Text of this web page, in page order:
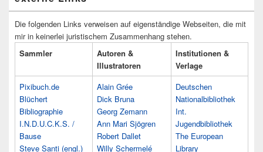
Die folgenden Links verweisen auf eigenständige Webseiten, die mit
mir in keinerlei juristischem Zusammenhang stehen.
Sammler
Autoren &
Illustratoren
Institutionen &
Verlage
Pixibuch.de
Blüchert
Bibliographie
I.N.D.U.C.K.S. /
Bause
Steve Santi (engl.)
Alain Grée
Dick Bruna
Georg Zemann
Ann Mari Sjögren
Robert Dallet
Willy Schermelé
Deutschen
Nationalbibliothek
Int.
Jugendbibliothek
The European
Library